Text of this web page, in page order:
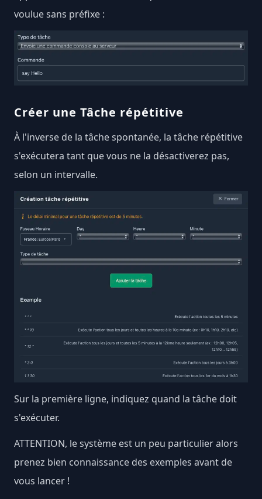
voulue sans préfixe :
Créer une Tâche répétitive
À l'inverse de la tâche spontanée, la tâche répétitive
s'exécutera tant que vous ne la désactiverez pas,
selon un intervalle.
Sur la première ligne, indiquez quand la tâche doit
s'exécuter.
ATTENTION, le système est un peu particulier alors
prenez bien connaissance des exemples avant de
vous lancer !